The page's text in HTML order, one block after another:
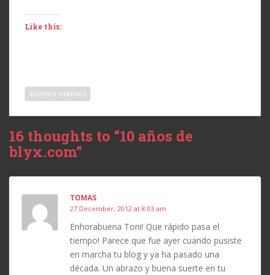
Like this:
asuntos internos
16 thoughts to “10 años de
blyx.com”
TOMAS
27 December, 2012 at 8:03 am
Enhorabuena Toni! Que rápido pasa el
tiempo! Parece que fue ayer cuando pusiste
en marcha tu blog y ya ha pasado una
década. Un abrazo y buena suerte en tu